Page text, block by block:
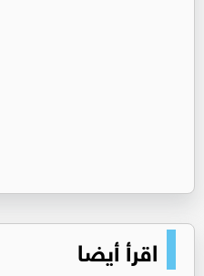
اقرأ أيضا